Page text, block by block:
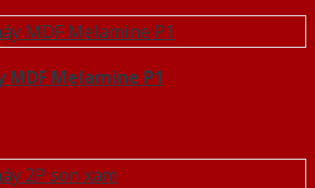
MDF Melamine P1